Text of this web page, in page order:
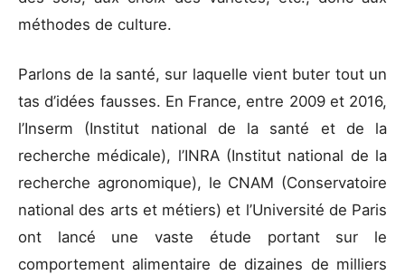
méthodes de culture.
Parlons de la santé, sur laquelle vient buter tout un
tas d’idées fausses. En France, entre 2009 et 2016,
l’Inserm (Institut national de la santé et de la
recherche médicale), l’INRA (Institut national de la
recherche agronomique), le CNAM (Conservatoire
national des arts et métiers) et l’Université de Paris
ont lancé une vaste étude portant sur le
comportement alimentaire de dizaines de milliers